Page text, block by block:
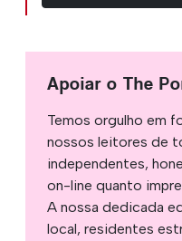
Apoiar o The
Temos orgulho em
nossos leitores de
independentes,
on-line quanto
A nossa dedicada
local, residentes